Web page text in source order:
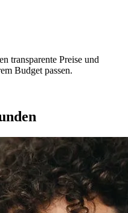
transparente Preise und
Budget passen.